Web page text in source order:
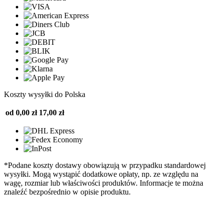
Koszty wysyłki do Polska
od 0,00 zł 17,00 zł
*Podane koszty dostawy obowiązują w przypadku standardowej
wysyłki. Mogą wystąpić dodatkowe opłaty, np. ze względu na
wagę, rozmiar lub właściwości produktów. Informacje te można
znaleźć bezpośrednio w opisie produktu.